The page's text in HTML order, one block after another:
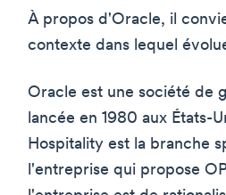
À propos d'Oracle, il
contexte dans lequel
Oracle est une société de
lancée en 1980 aux États-
Hospitality est la branche
l'entreprise qui propose